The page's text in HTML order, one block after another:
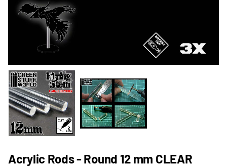
Acrylic Rods - Round 12 mm CLEAR